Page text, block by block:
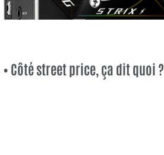
• Côté street price, ça dit quoi ?